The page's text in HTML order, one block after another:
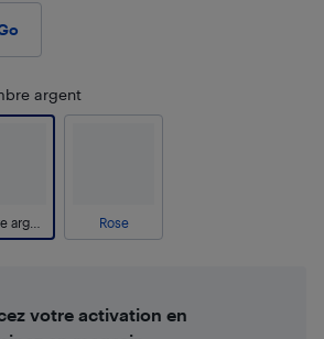
argent
Rose
votre activation en